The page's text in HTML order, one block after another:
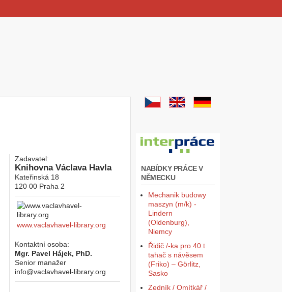
Zadavatel:
Knihovna Václava Havla
Kateřinská 18
120 00 Praha 2
www.vaclavhavel-library.org
Kontaktní osoba:
Mgr. Pavel Hájek, PhD.
Senior manažer
info@vaclavhavel-library.org
NABÍDKY PRÁCE V
NĚMECKU
Mechanik budowy
maszyn (m/k) -
Lindern
(Oldenburg),
Niemcy
Řidič /-ka pro 40 t
tahač s návěsem
(Friko) – Görlitz,
Sasko
Zedník / Omítkář /